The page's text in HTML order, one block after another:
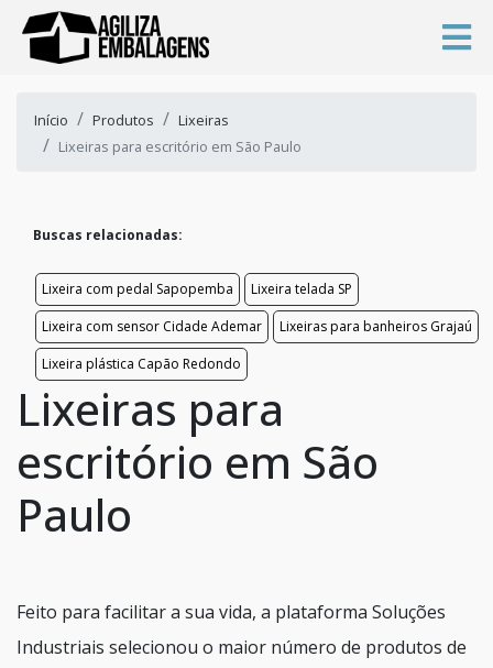
Início Produtos
Lixeiras
Lixeiras para escritório em São Paulo
Buscas relacionadas:
Lixeira com pedal Sapopemba
Lixeira telada SP
Lixeira com sensor Cidade Ademar
Lixeiras para banheiros Grajaú
Lixeira plástica Capão Redondo
Lixeiras para
escritório em São
Paulo
Feito para facilitar a sua vida, a plataforma Soluções
Industriais selecionou o maior número de produtos de